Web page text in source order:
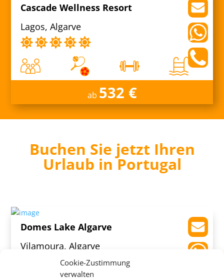
Cookie-Zustimmung
verwalten
Cascade Wellness Resort
Lagos, Algarve
ab 532 €
Buchen Sie jetzt Ihren
Urlaub in Portugal
Domes Lake Algarve
Vilamoura, Algarve